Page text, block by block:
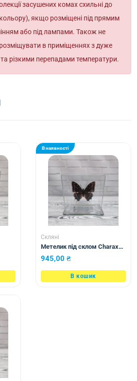
засушених комах схильні до
якщо розміщені під прямим
або під лампами. Також не
в приміщеннях з дуже
різкими перепадами температури.
В наявності
Скляні
Метелик під склом Charaxes
etesipe 105×105
945,00 ₴
В кошик